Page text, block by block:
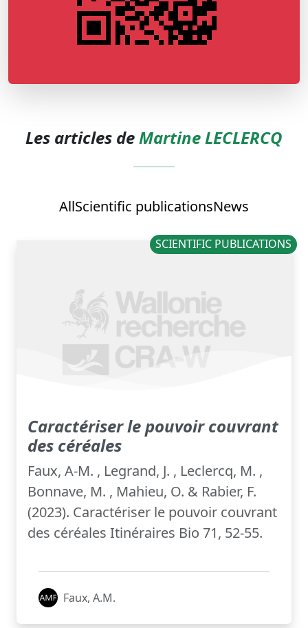
Les articles deMartine LECLERCQ
AllScientific publicationsNews
SCIENTIFIC PUBLICATIONS
Caractériser le pouvoir couvrant
des céréales
Faux, A-M. , Legrand, J. , Leclercq, M. ,
Bonnave, M. , Mahieu, O. & Rabier, F.
(2023). Caractériser le pouvoir couvrant
des céréales Itinéraires Bio 71, 52-55.
Faux, A.M.